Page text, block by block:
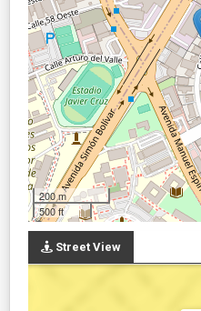
200 m
500 ft
Street View